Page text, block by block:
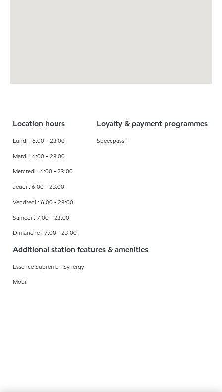
Location hours
Lundi : 6:00 - 23:00
Mardi : 6:00 - 23:00
Mercredi : 6:00 - 23:00
Jeudi : 6:00 - 23:00
Vendredi : 6:00 - 23:00
Samedi : 7:00 - 23:00
Dimanche : 7:00 - 23:00
Loyalty & payment programmes
Speedpass+
Additional station features & amenities
Essence Supreme+ Synergy
Mobil